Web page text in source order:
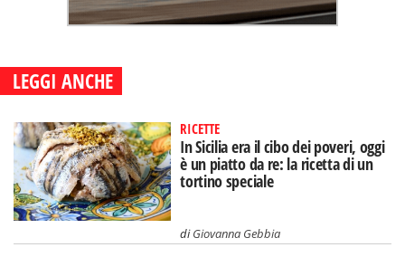
LEGGI ANCHE
RICETTE
In Sicilia era il cibo dei poveri, oggi
è un piatto da re: la ricetta di un
tortino speciale
diGiovanna Gebbia